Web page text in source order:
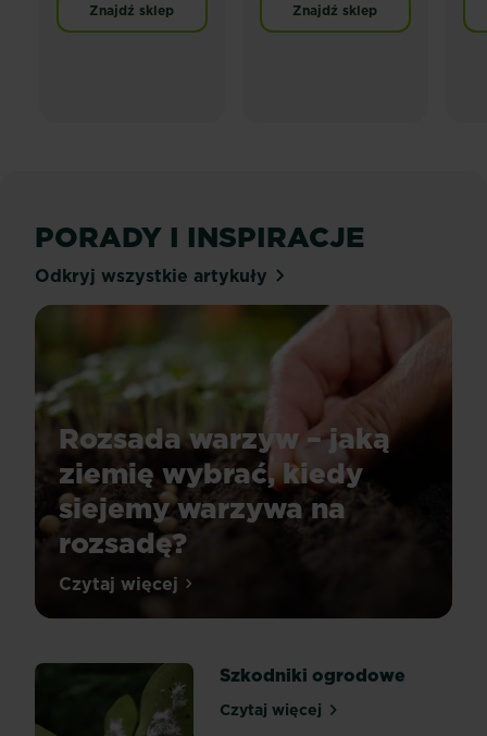
Znajdź sklep Znajdź sklep
PORADY I INSPIRACJE
Odkryj wszystkie artykuły
Rozsada warzyw – jaką
ziemię wybrać, kiedy
siejemy warzywa na
rozsadę?
Rozsada
wybrać,
Czytaj więcejRozsada warzyw – jaką ziemię wybrać,
Szkodniki ogrodowe
Czytaj więcejSzkodniki ogrodowe